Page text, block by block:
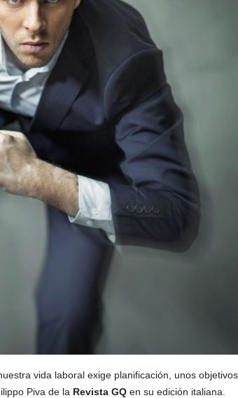
vida laboral exige planificación, unos objetivos
Piva de la Revista GQen su edición italiana.